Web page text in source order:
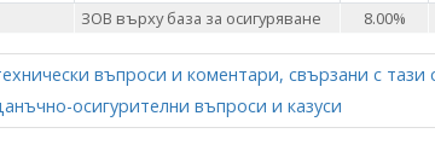
ЗОВ върху база за осигуряване 8.00%
въпроси и коментари, свързани с тази
осигурителни въпроси и казуси